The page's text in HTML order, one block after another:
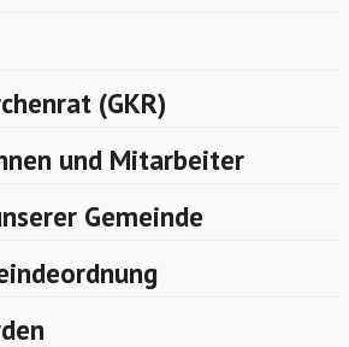
(GKR)
und Mitarbeiter
Gemeinde